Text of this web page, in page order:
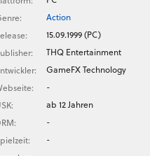
Action
15.09.1999 (PC)
THQ Entertainment
GameFX Technology
-
ab 12 Jahren
-
-